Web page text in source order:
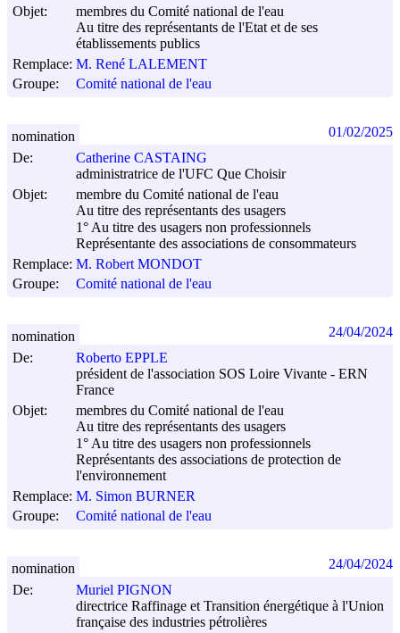
Objet:
membres du Comité national de l'eau
Au titre des représentants de l'Etat et de ses
établissements publics
Remplace: M. René LALEMENT
Groupe:
Comité national de l'eau
De:
Catherine CASTAING
administratrice de l'UFC Que Choisir
Objet:
membre du Comité national de l'eau
Au titre des représentants des usagers
1° Au titre des usagers non professionnels
Représentante des associations de consommateurs
Remplace: M. Robert MONDOT
Groupe:
Comité national de l'eau
nomination 01/02/2025
De:
Roberto EPPLE
président de l'association SOS Loire Vivante - ERN
France
Objet:
membres du Comité national de l'eau
Au titre des représentants des usagers
1° Au titre des usagers non professionnels
Représentants des associations de protection de
l'environnement
Remplace: M. Simon BURNER
Groupe:
Comité national de l'eau
nomination 24/04/2024
De:
Muriel PIGNON
directrice Raffinage et Transition énergétique à l'Union
française des industries pétrolières
nomination 24/04/2024